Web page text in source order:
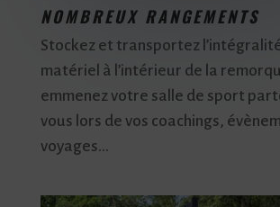
NOMBREUX RANGEMENTS
Stockez et transportez
matériel à l’intérieur de la
emmenez votre salle de sport
vous lors de vos coachings,
voyages…